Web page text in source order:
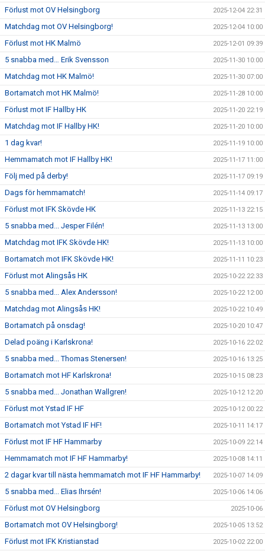
Förlust mot OV Helsingborg 2025-12-04 22:31
Matchdag mot OV Helsingborg! 2025-12-04 10:00
Förlust mot HK Malmö 2025-12-01 09:39
5 snabba med… Erik Svensson 2025-11-30 10:00
Matchdag mot HK Malmö! 2025-11-30 07:00
Bortamatch mot HK Malmö! 2025-11-28 10:00
Förlust mot IF Hallby HK 2025-11-20 22:19
Matchdag mot IF Hallby HK! 2025-11-20 10:00
1 dag kvar! 2025-11-19 10:00
Hemmamatch mot IF Hallby HK! 2025-11-17 11:00
Följ med på derby! 2025-11-17 09:19
Dags för hemmamatch! 2025-11-14 09:17
Förlust mot IFK Skövde HK 2025-11-13 22:15
5 snabba med... Jesper Filén! 2025-11-13 13:00
Matchdag mot IFK Skövde HK! 2025-11-13 10:00
Bortamatch mot IFK Skövde HK! 2025-11-11 10:23
Förlust mot Alingsås HK 2025-10-22 22:33
5 snabba med... Alex Andersson! 2025-10-22 12:00
Matchdag mot Alingsås HK! 2025-10-22 10:49
Bortamatch på onsdag! 2025-10-20 10:47
Delad poäng i Karlskrona! 2025-10-16 22:02
5 snabba med... Thomas Stenersen! 2025-10-16 13:25
Bortamatch mot HF Karlskrona! 2025-10-15 08:23
5 snabba med... Jonathan Wallgren! 2025-10-12 12:20
Förlust mot Ystad IF HF 2025-10-12 00:22
Bortamatch mot Ystad IF HF! 2025-10-11 14:17
Förlust mot IF HF Hammarby 2025-10-09 22:14
Hemmamatch mot IF HF Hammarby! 2025-10-08 14:11
2 dagar kvar till nästa hemmamatch mot IF HF Hammarby! 2025-10-07 14:09
5 snabba med... Elias Ihrsén! 2025-10-06 14:06
Förlust mot OV Helsingborg 2025-10-06
Bortamatch mot OV Helsingborg! 2025-10-05 13:52
Förlust mot IFK Kristianstad 2025-10-02 22:00